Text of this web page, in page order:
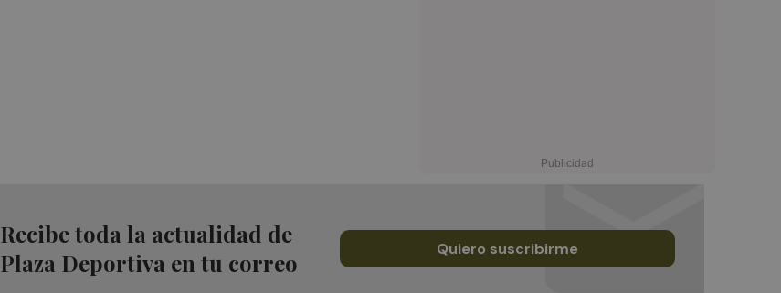
Recibe toda la actualidad de
Plaza Deportiva en tu correo
Quiero suscribirme